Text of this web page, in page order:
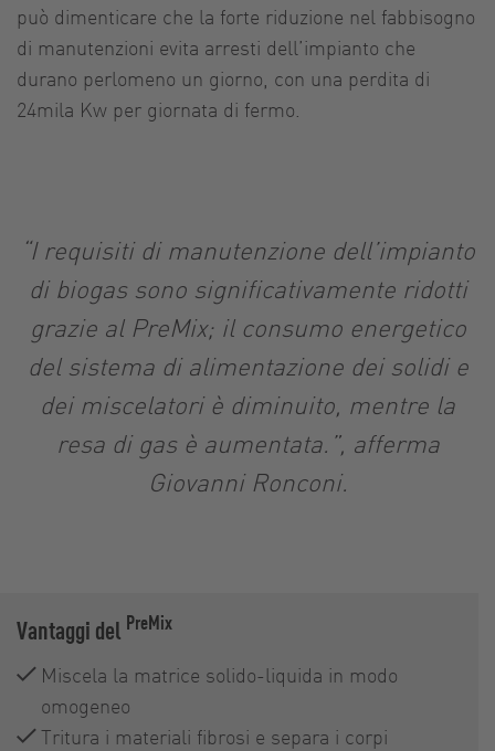
può dimenticare che la forte riduzione nel fabbisogno
di manutenzioni evita arresti dell’impianto che
durano perlomeno un giorno, con una perdita di
24mila Kw per giornata di fermo.
“I requisiti di manutenzione dell’impianto
di biogas sono significativamente ridotti
grazie al PreMix; il consumo energetico
del sistema di alimentazione dei solidi e
dei miscelatori è diminuito, mentre la
resa di gas è aumentata.”, afferma
Giovanni Ronconi.
Vantaggi del PreMix
Miscela la matrice solido-liquida in modo
omogeneo
Tritura i materiali fibrosi e separa i corpi